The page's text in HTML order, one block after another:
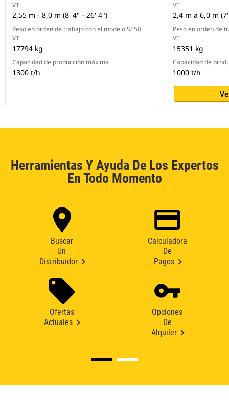
VT
2,55 m - 8,0 m (8' 4" - 26' 4")
Peso en orden de trabajo con el modelo SE50
VT
17794 kg
Capacidad de producción máxima
1300 t/h
VT
2,4 m a 6,0 m
Peso en orden de
VT
15351 kg
Capacidad de
1000 t/h
Herramientas Y Ayuda De Los Expertos
En Todo Momento
Buscar
Un
Distribuidor
Calculadora
De
Pagos
Ofertas
Actuales
Opciones
De
Alquiler